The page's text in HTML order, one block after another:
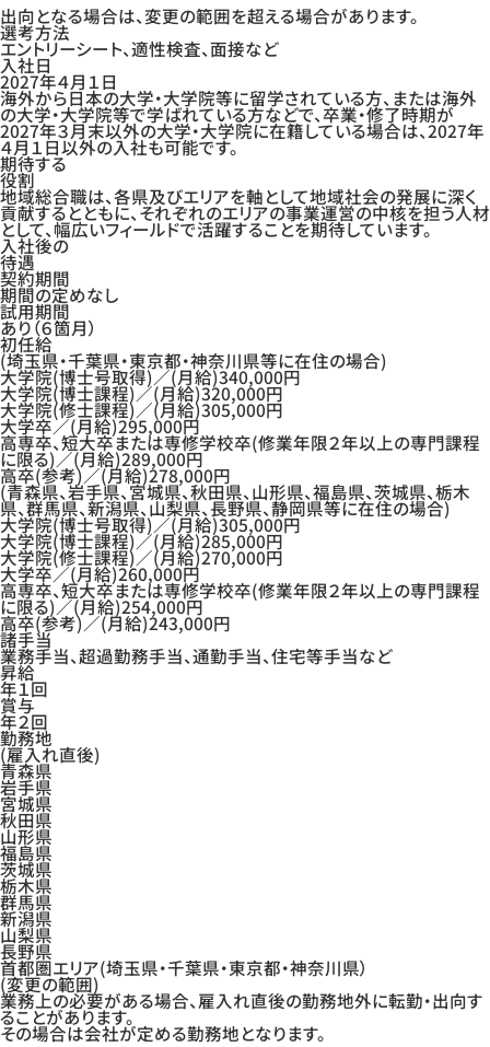
出向となる場合は、変更の範囲を超える場合があります。
選考方法
エントリーシート、適性検査、面接など
入社日
2027年４月１日
海外から日本の大学・大学院等に留学されている方、または海外
の大学・大学院等で学ばれている方などで、卒業・修了時期が
2027年３月末以外の大学・大学院に在籍している場合は、2027年
４月１日以外の入社も可能です。
期待する
役割
地域総合職は、各県及びエリアを軸として地域社会の発展に深く
貢献するとともに、それぞれのエリアの事業運営の中核を担う人材
として、幅広いフィールドで活躍することを期待しています。
入社後の
待遇
契約期間
期間の定めなし
試用期間
あり（６箇月）
初任給
(埼玉県・千葉県・東京都・神奈川県等に在住の場合)
大学院(博士号取得)／(月給)340,000円
大学院(博士課程)／(月給)320,000円
大学院(修士課程)／(月給)305,000円
大学卒／(月給)295,000円
高専卒、短大卒または専修学校卒(修業年限２年以上の専門課程
に限る)／(月給)289,000円
高卒(参考)／(月給)278,000円
(青森県、岩手県、宮城県、秋田県、山形県、福島県、茨城県、栃木
県、群馬県、新潟県、山梨県、長野県、静岡県等に在住の場合)
大学院(博士号取得)／(月給)305,000円
大学院(博士課程)／(月給)285,000円
大学院(修士課程)／(月給)270,000円
大学卒／(月給)260,000円
高専卒、短大卒または専修学校卒(修業年限２年以上の専門課程
に限る)／(月給)254,000円
高卒(参考)／(月給)243,000円
諸手当
業務手当、超過勤務手当、通勤手当、住宅等手当など
昇給
年１回
賞与
年２回
勤務地
(雇入れ直後)
青森県
岩手県
宮城県
秋田県
山形県
福島県
茨城県
栃木県
群馬県
新潟県
山梨県
長野県
首都圏エリア(埼玉県・千葉県・東京都・神奈川県）
(変更の範囲)
業務上の必要がある場合、雇入れ直後の勤務地外に転勤・出向す
ることがあります。
その場合は会社が定める勤務地となります。